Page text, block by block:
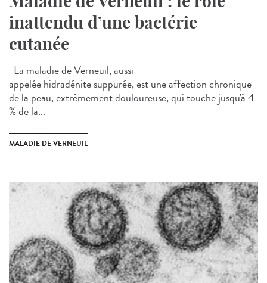
inattendu d’une bactérie
cutanée
La maladie de Verneuil, aussi
appelée hidradénite suppurée, est une affection chronique
de la peau, extrêmement douloureuse, qui touche jusqu'à 4
% de la...
MALADIE DE VERNEUIL